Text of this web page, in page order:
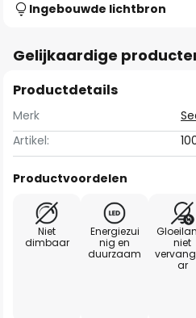
Ingebouwde lichtbron
Gelijkaardige
Productdetails
Merk
Artikel:
Productvoordelen
Niet
dimbaar
Energiezui
nig en
duurzaam
niet
ar